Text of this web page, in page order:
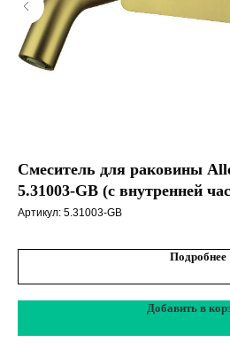
Смеситель для раковины
5.31003-GB (с внутренней
Артикул: 5.31003-GB
Подробнее
Добавить в